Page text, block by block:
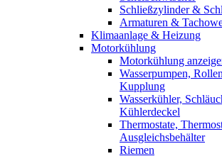
Schließzylinder &
Armaturen &
Klimaanlage & Heizung
Motorkühlung
Motorkühlung
Wasserpumpen,
Kupplung
Wasserkühler,
Kühlerdeckel
Thermostate,
Ausgleichsbehälter
Riemen